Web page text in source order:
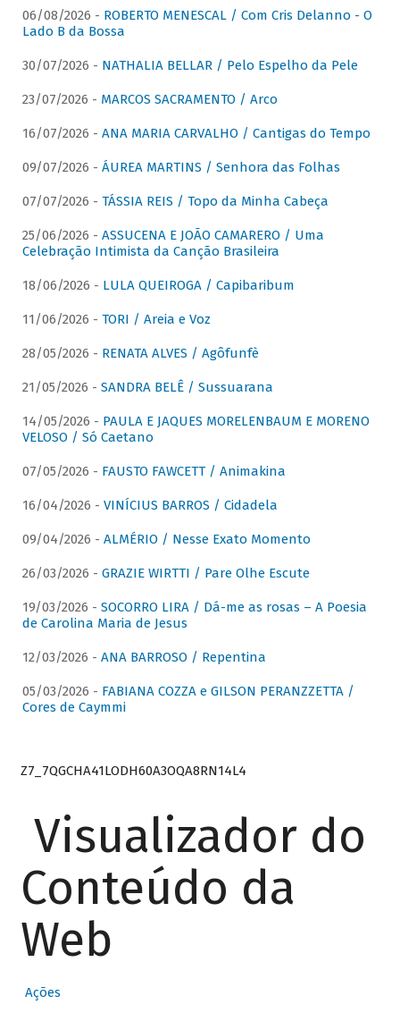
06/08/2026 - ROBERTO MENESCAL / Com Cris Delanno - O
Lado B da Bossa
30/07/2026 - NATHALIA BELLAR / Pelo Espelho da Pele
23/07/2026 - MARCOS SACRAMENTO / Arco
16/07/2026 - ANA MARIA CARVALHO / Cantigas do Tempo
09/07/2026 - ÁUREA MARTINS / Senhora das Folhas
07/07/2026 - TÁSSIA REIS / Topo da Minha Cabeça
25/06/2026 - ASSUCENA E JOÃO CAMARERO / Uma
Celebração Intimista da Canção Brasileira
18/06/2026 - LULA QUEIROGA / Capibaribum
11/06/2026 - TORI / Areia e Voz
28/05/2026 - RENATA ALVES / Agôfunfè
21/05/2026 - SANDRA BELÊ / Sussuarana
14/05/2026 - PAULA E JAQUES MORELENBAUM E MORENO
VELOSO / Só Caetano
07/05/2026 - FAUSTO FAWCETT / Animakina
16/04/2026 - VINÍCIUS BARROS / Cidadela
09/04/2026 - ALMÉRIO / Nesse Exato Momento
26/03/2026 - GRAZIE WIRTTI / Pare Olhe Escute
19/03/2026 - SOCORRO LIRA / Dá-me as rosas – A Poesia
de Carolina Maria de Jesus
12/03/2026 - ANA BARROSO / Repentina
05/03/2026 - FABIANA COZZA e GILSON PERANZZETTA /
Cores de Caymmi
Z7_7QGCHA41LODH60A3OQA8RN14L4
Visualizador do
Conteúdo da
Web
Ações